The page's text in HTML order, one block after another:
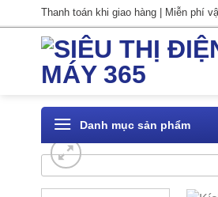
qua
Thanh toán khi giao hàng | Miễn phí
Danh mục sản phẩm